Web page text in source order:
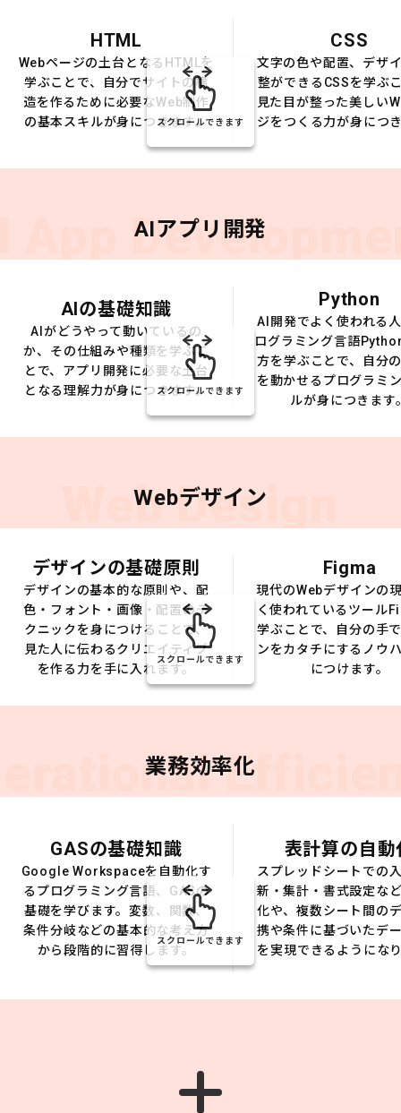
HTML
Webページの土台となるHTMLを
学ぶことで、自分でサイトの構
造を作るために必要なWeb制作
の基本スキルが身につきます。
CSS
文字の色や配置、デザ
整ができるCSSを学ぶ
見た目が整った美しい
ジをつくる力が身につ
スクロールできます
App AIアプリ開発
AIの基礎知識
AIがどうやって動いているの
か、その仕組みや種類を学ぶこ
とで、アプリ開発に必要な土台
となる理解力が身につきます。
Python
AI開発でよく使われる
ログラミング言語
方を学ぶことで、自分
を動かせるプログラミ
ルが身につきます
スクロールできます
Web Design
Webデザイン
デザインの基礎原則
デザインの基本的な原則や、配
色・フォント・画像・配置のテ
クニックを身につけることで、
見た人に伝わるクリエイティブ
を作る力を手に入れます。
Figma
現代のWebデザインの
く使われているツール
学ぶことで、自分の手
ンをカタチにするノウ
につけます。
スクロールできます
業務効率化
GASの基礎知識
Google Workspaceを自動化す
るプログラミング言語、GASの
基礎を学びます。変数、関数、
条件分岐などの基本的な考え方
から段階的に習得します。
表計算の自動
スプレッドシートでの
新・集計・書式設定な
化や、複数シート間の
携や条件に基づいたデ
を実現できるようにな
スクロールできます